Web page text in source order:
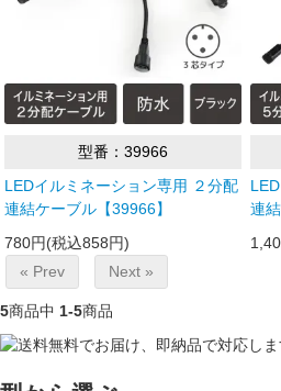
型番：39966
LEDイルミネーション専用 ２分配
連結ケーブル【39966】
780円(税込858円)
連
« Prev
Next »
5商品中 1-5商品